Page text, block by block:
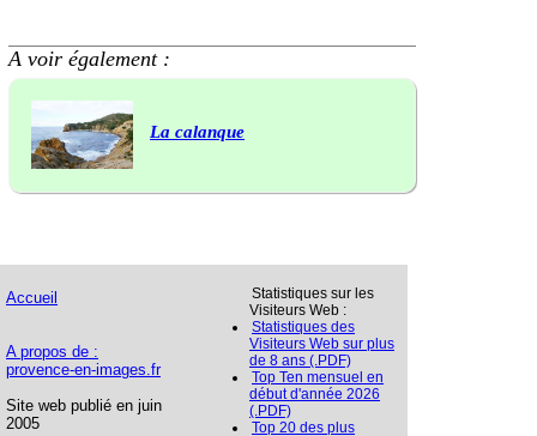
A voir également :
La calanque
Accueil
A propos de :
provence-en-images.fr
Site web publié en juin
2005
Statistiques sur les
Visiteurs Web :
Statistiques des
Visiteurs Web sur plus
de 8 ans (.PDF)
Top Ten mensuel en
début d'année 2026
(.PDF)
Top 20 des plus